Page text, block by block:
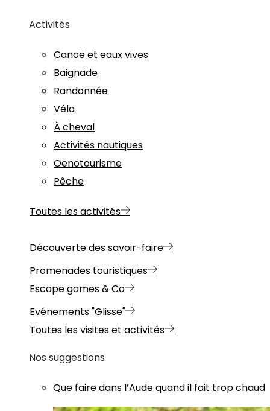
Activités
Canoë et eaux vives
Baignade
Randonnée
Vélo
À cheval
Activités nautiques
Oenotourisme
Pêche
Toutes les activités
Découverte des savoir-faire
Promenades touristiques
Escape games & Co
Evénements "Glisse"
Toutes les visites et activités
Nos suggestions
Que faire dans l’Aude quand il fait trop chaud